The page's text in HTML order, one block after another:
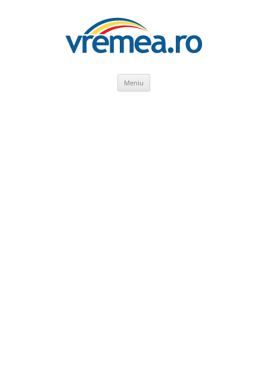
Meniu Sari
conținut